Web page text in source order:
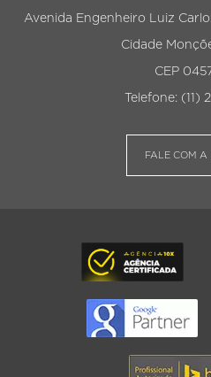
Avenida Engenheiro Luiz Carlos
Cidade
CEP
Telefone: (11)
FALE COM A